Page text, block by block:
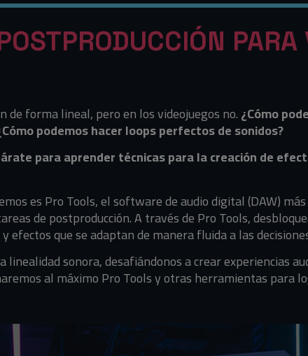
PARA
de forma lineal, pero en los videojuegos no.¿Cómo
podemos hacer loops perfectos de sonidos?
para aprender técnicas para la creación de
es Pro Tools, el software de audio digital (DAW)
de postproducción. A través de Pro Tools,
efectos que se adaptan de manera fluida a las
linealidad sonora, desafiándonos a crear experiencias
al máximo Pro Tools y otras herramientas para